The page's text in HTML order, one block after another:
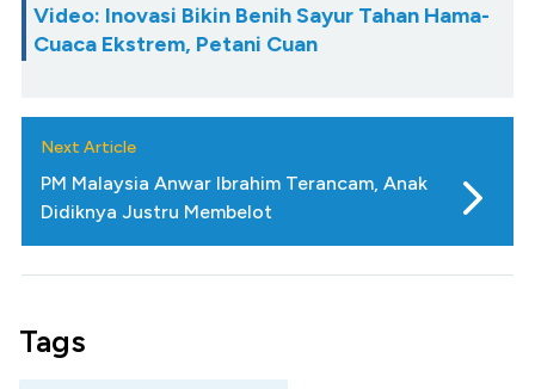
Video: Inovasi Bikin Benih Sayur Tahan Hama-
Cuaca Ekstrem, Petani Cuan
Next Article
PM Malaysia Anwar Ibrahim Terancam, Anak
Didiknya Justru Membelot
Tags